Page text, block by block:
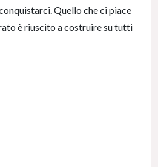
Quello che ci piace
è riuscito a costruire su tutti